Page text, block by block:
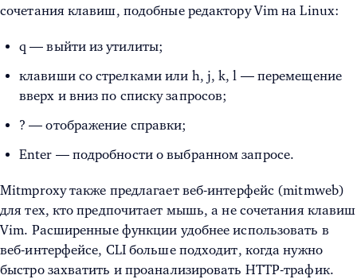
сочетания клавиш, подобные редактору Vim на Linux:
q — выйти из утилиты;
клавиши со стрелками или h, j, k, l — перемещение
вверх и вниз по списку запросов;
? — отображение справки;
Enter — подробности о выбранном запросе.
Mitmproxy также предлагает веб-интерфейс (mitmweb)
для тех, кто предпочитает мышь, а не сочетания клавиш
Vim. Расширенные функции удобнее использовать в
веб-интерфейсе, CLI больше подходит, когда нужно
быстро захватить и проанализировать HTTP-трафик.